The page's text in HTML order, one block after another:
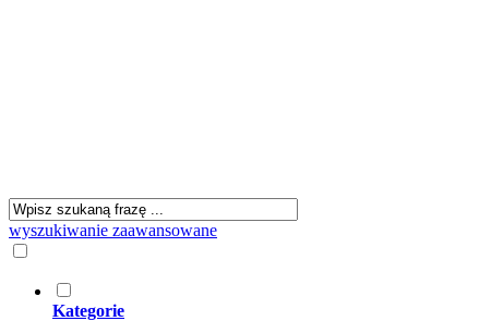
wyszukiwanie zaawansowane
Kategorie